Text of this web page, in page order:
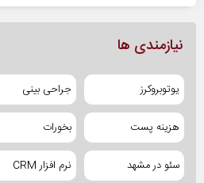
نیازمندی ها
یوتوبروکرز جراحی بینی
هزینه پست بخورات
سئو در مشهد نرم افزار CRM